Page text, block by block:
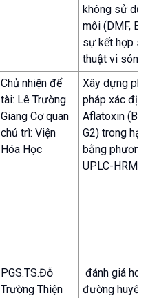
không sử
môi (DMF,
sự kết hợp
thuật vi sóng
Chủ nhiện để
tài: Lê Trường
Giang Cơ quan
chủ trì: Viện
Hóa Học
Xây dựng
pháp xác định
Aflatoxin (B1,
G2) trong hạt
bằng phương
UPLC-
PGS.TS.Đỗ
Trường Thiện
đánh giá
đường huyết